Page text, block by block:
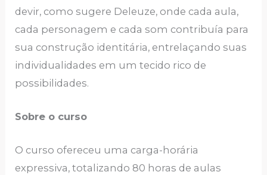
devir, como sugere Deleuze, onde cada aula,
cada personagem e cada som contribuía para
sua construção identitária, entrelaçando suas
individualidades em um tecido rico de
possibilidades.
Sobre o curso
O curso ofereceu uma carga-horária
expressiva, totalizando 80 horas de aulas